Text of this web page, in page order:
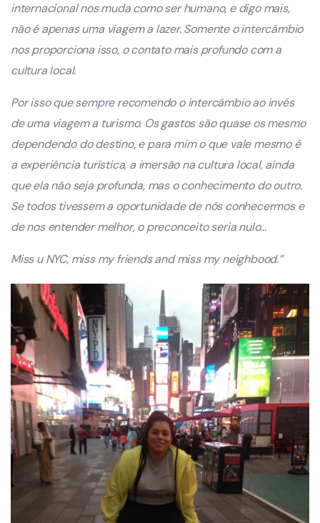
internacional nos muda como ser humano, e digo mais,
não é apenas uma viagem a lazer. Somente o intercâmbio
nos proporciona isso, o contato mais profundo com a
cultura local.
Por isso que sempre recomendo o intercâmbio ao invés
de uma viagem a turismo. Os gastos são quase os mesmo
dependendo do destino, e para mim o que vale mesmo é
a experiência turística, a imersão na cultura local, ainda
que ela não seja profunda, mas o conhecimento do outro.
Se todos tivessem a oportunidade de nós conhecermos e
de nos entender melhor, o preconceito seria nulo…
Miss u NYC, miss my friends and miss my neighbood.”